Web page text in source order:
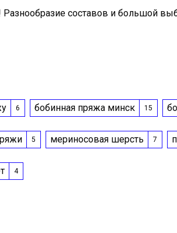
составов и большой
6 бобинная пряжа минск 15
5 мериносовая шерсть 7
4